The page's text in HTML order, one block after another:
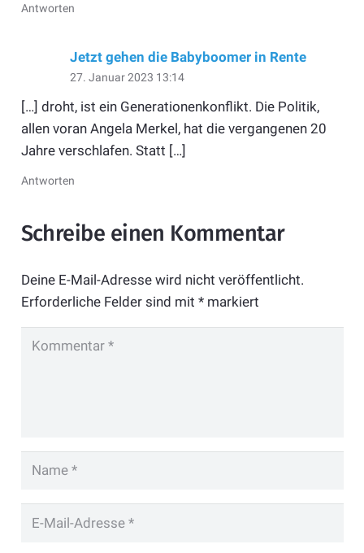
Antworten
Jetzt gehen die Babyboomer in Rente
27. Januar 2023 13:14
[…] droht, ist ein Generationenkonflikt. Die Politik,
allen voran Angela Merkel, hat die vergangenen 20
Jahre verschlafen. Statt […]
Antworten
Schreibe einen Kommentar
Deine E-Mail-Adresse wird nicht veröffentlicht.
Erforderliche Felder sind mit *markiert